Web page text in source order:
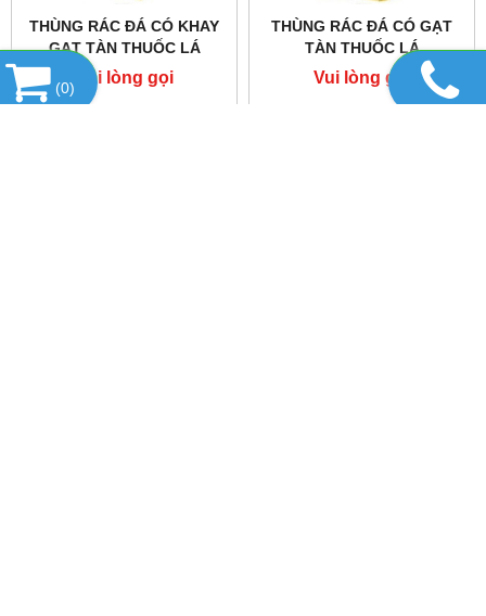
THÙNG RÁC ĐÁ CÓ KHAY
GẠT TÀN THUỐC LÁ
Vui lòng gọi
THÙNG RÁC ĐÁ CÓ GẠT
TÀN THUỐC LÁ
Vui lòng gọi
(0)